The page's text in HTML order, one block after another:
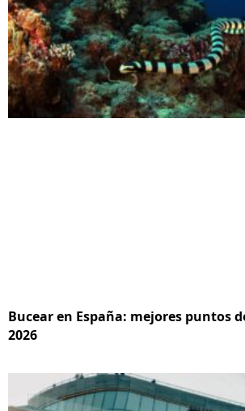
Bucear en España: mejores puntos
2026